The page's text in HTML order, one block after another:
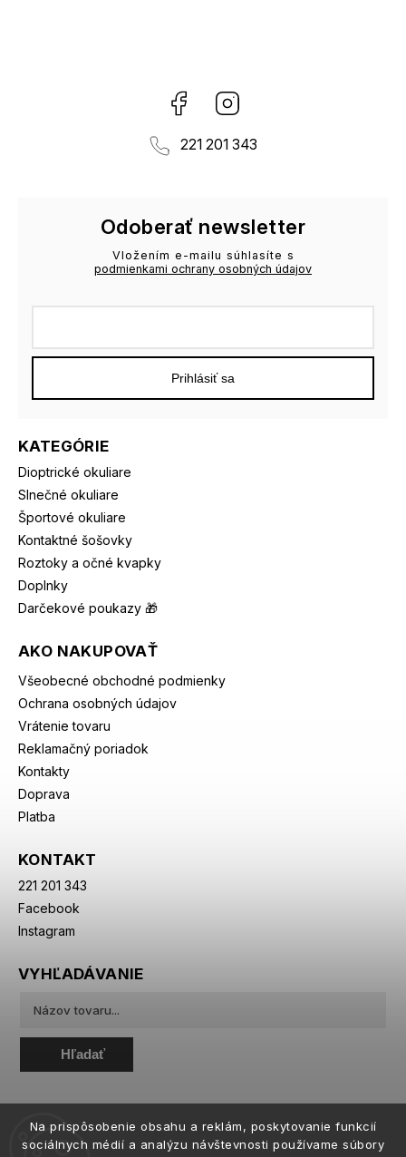
Na prispôsobenie obsahu a reklám, poskytovanie funkcií
sociálnych médií a analýzu návštevnosti používame súbory
Facebook
221 201 343
KATEGÓRIE
Dioptrické okuliare
Slnečné okuliare
Športové okuliare
Kontaktné šošovky
Roztoky a očné kvapky
Doplnky
Darčekové poukazy 🎁
AKO NAKUPOVAŤ
Všeobecné obchodné podmienky
Ochrana osobných údajov
Vrátenie tovaru
Reklamačný poriadok
Kontakty
Doprava
Platba
KONTAKT
221 201 343
Facebook
Instagram
Odoberať newsletter
Vložením e-mailu súhlasíte s
podmienkami ochrany osobných údajov
Prihlásiť sa
VYHĽADÁVANIE
Hľadať